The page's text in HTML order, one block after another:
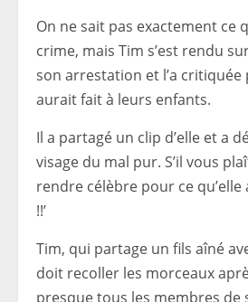
On ne sait pas exactement ce
crime, mais Tim s’est rendu
son arrestation et l’a critiquée
aurait fait à leurs enfants.
Il a partagé un clip d’elle et a
visage du mal pur. S’il vous
rendre célèbre pour ce qu’elle
!!’
Tim, qui partage un fils aîné
doit recoller les morceaux
presque tous les membres de